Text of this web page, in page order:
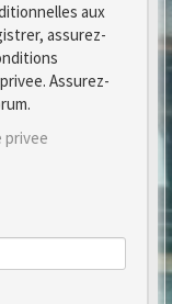
aux
assurez-
Assurez-
privee